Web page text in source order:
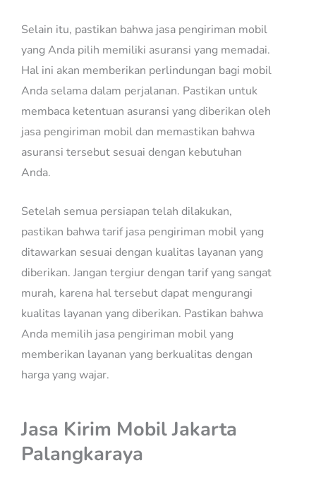
Selain itu, pastikan bahwa jasa pengiriman mobil
yang Anda pilih memiliki asuransi yang memadai.
Hal ini akan memberikan perlindungan bagi mobil
Anda selama dalam perjalanan. Pastikan untuk
membaca ketentuan asuransi yang diberikan oleh
jasa pengiriman mobil dan memastikan bahwa
asuransi tersebut sesuai dengan kebutuhan
Anda.
Setelah semua persiapan telah dilakukan,
pastikan bahwa tarif jasa pengiriman mobil yang
ditawarkan sesuai dengan kualitas layanan yang
diberikan. Jangan tergiur dengan tarif yang sangat
murah, karena hal tersebut dapat mengurangi
kualitas layanan yang diberikan. Pastikan bahwa
Anda memilih jasa pengiriman mobil yang
memberikan layanan yang berkualitas dengan
harga yang wajar.
Jasa Kirim Mobil Jakarta
Palangkaraya